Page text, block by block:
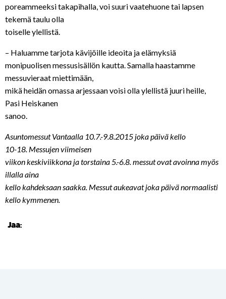
poreammeeksi takapihalla, voi suuri vaatehuone tai lapsen
tekemä taulu olla
toiselle ylellistä.
– Haluamme tarjota kävijöille ideoita ja elämyksiä
monipuolisen messusisällön kautta. Samalla haastamme
messuvieraat miettimään,
mikä heidän omassa arjessaan voisi olla ylellistä juuri heille,
Pasi Heiskanen
sanoo.
Asuntomessut Vantaalla 10.7.-9.8.2015 joka päivä kello
10-18. Messujen viimeisen
viikon keskiviikkona ja torstaina 5.-6.8. messut ovat avoinna myös
illalla aina
kello kahdeksaan saakka. Messut aukeavat joka päivä normaalisti
kello kymmenen.
Jaa: